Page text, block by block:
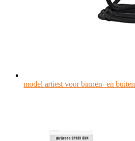
model artiest voor binnen- en